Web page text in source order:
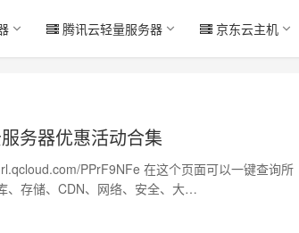
腾讯云轻量服务器 京东云主机
务器优惠活动合集
PPrF9NFe 在这个页面可以一键查询所
、存储、CDN、网络、安全、大…